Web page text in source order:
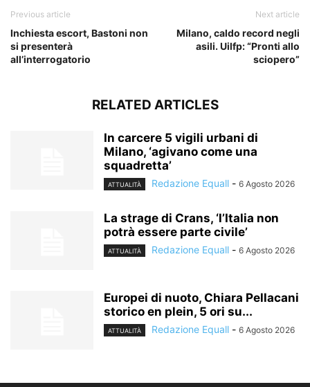
Previous article
Inchiesta escort, Bastoni non
si presenterà
all’interrogatorio
Next article
Milano, caldo record negli
asili. Uilfp: “Pronti allo
sciopero”
RELATED ARTICLES
In carcere 5 vigili urbani di
Milano, ‘agivano come una
squadretta’
ATTUALITÀ Redazione Equall - 6 Agosto 2026
La strage di Crans, ‘l’Italia non
potrà essere parte civile’
ATTUALITÀ Redazione Equall - 6 Agosto 2026
Europei di nuoto, Chiara Pellacani
storico en plein, 5 ori su...
ATTUALITÀ Redazione Equall - 6 Agosto 2026